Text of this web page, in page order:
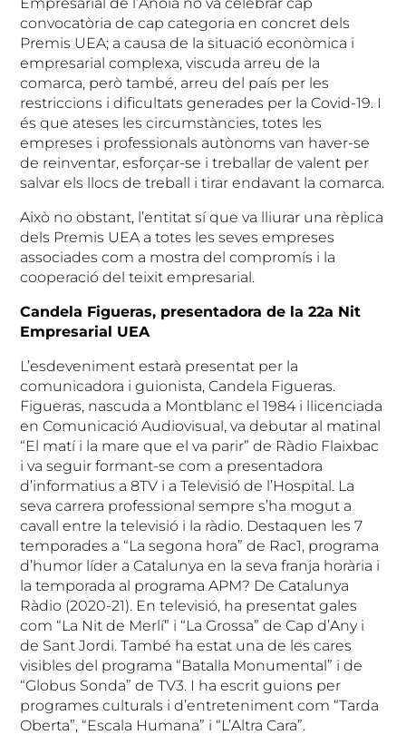
convocatòria de cap categoria en concret dels
Premis UEA; a causa de la situació econòmica i
empresarial complexa, viscuda arreu de la
comarca, però també, arreu del país per les
restriccions i dificultats generades per la Covid-19. I
és que ateses les circumstàncies, totes les
empreses i professionals autònoms van haver-se
de reinventar, esforçar-se i treballar de valent per
salvar els llocs de treball i tirar endavant la comarca.
Això no obstant, l’entitat sí que va lliurar una rèplica
dels Premis UEA a totes les seves empreses
associades com a mostra del compromís i la
cooperació del teixit empresarial.
Candela Figueras, presentadora de la 22a Nit
Empresarial UEA
L’esdeveniment estarà presentat per la
comunicadora i guionista, Candela Figueras.
Figueras, nascuda a Montblanc el 1984 i llicenciada
en Comunicació Audiovisual, va debutar al matinal
“El matí i la mare que el va parir” de Ràdio Flaixbac
i va seguir formant-se com a presentadora
d’informatius a 8TV i a Televisió de l’Hospital. La
seva carrera professional sempre s’ha mogut a
cavall entre la televisió i la ràdio. Destaquen les 7
temporades a “La segona hora” de Rac1, programa
d’humor líder a Catalunya en la seva franja horària i
la temporada al programa APM? De Catalunya
Ràdio (2020-21). En televisió, ha presentat gales
com “La Nit de Merlí” i “La Grossa” de Cap d’Any i
de Sant Jordi. També ha estat una de les cares
visibles del programa “Batalla Monumental” i de
“Globus Sonda” de TV3. I ha escrit guions per
programes culturals i d’entreteniment com “Tarda
Oberta”, “Escala Humana” i “L’Altra Cara”.